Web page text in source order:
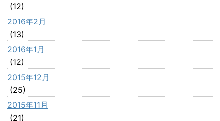
(12)
2016年2月
(13)
2016年1月
(12)
2015年12月
(25)
2015年11月
(21)